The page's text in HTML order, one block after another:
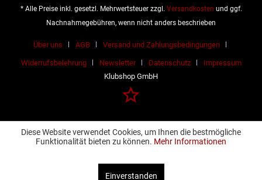
* Alle Preise inkl. gesetzl. Mehrwertsteuer zzgl. Versandkosten und ggf.
Nachnahmegebühren, wenn nicht anders beschrieben
Über uns AGB Versand und Zahlungsbedingungen
Widerrufsbelehrung Newsletter Datenschutz
Impressum
Klubshop GmbH
Diese Website verwendet Cookies, um Ihnen die bestmögliche
Funktionalität bieten zu können. Mehr Informationen
Einverstanden